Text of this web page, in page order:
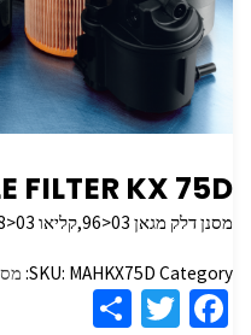
FILTER KX 75D
מסנן דלק מגאן 03<96,קליאו 03<98
SKU: MAHKX75D Category:
Fa
T